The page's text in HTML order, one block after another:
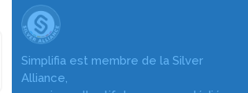
Simplifia est membre de la Silver
Alliance,